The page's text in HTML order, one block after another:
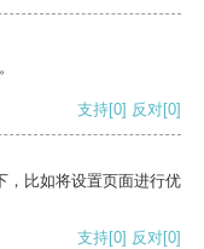
支持[0] 反对[0]
，比如将设置页面进行优
支持[0] 反对[0]